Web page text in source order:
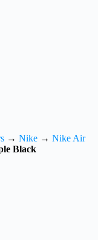
→ Nike → Nike Air
Black